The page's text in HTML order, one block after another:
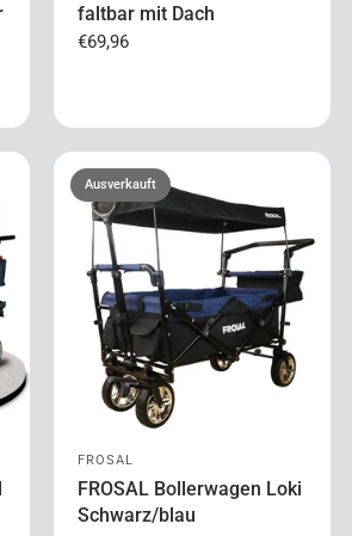
faltbar mit Dach
€69,96
Ausverkauft
FROSAL
FROSAL Bollerwagen Loki
Schwarz/blau